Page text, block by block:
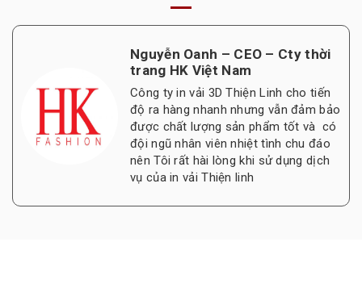
Nguyễn Oanh – CEO – Cty thời
trang HK Việt Nam
Công ty in vải 3D Thiện Linh cho tiến
độ ra hàng nhanh nhưng vẫn đảm bảo
được chất lượng sản phẩm tốt và có
đội ngũ nhân viên nhiệt tình chu đáo
nên Tôi rất hài lòng khi sử dụng dịch
vụ của in vải Thiện linh